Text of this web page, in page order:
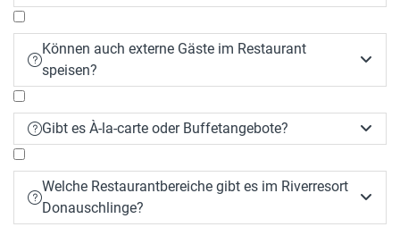

Können auch externe Gäste im Restaurant
speisen?

Gibt es À-la-carte oder Buffetangebote? 

Welche Restaurantbereiche gibt es im Riverresort
Donauschlinge?
